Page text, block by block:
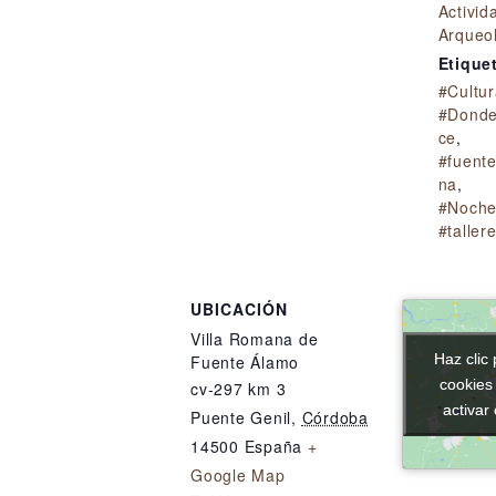
ce,
na,
UBICACIÓN
Villa Romana de
Fuente Álamo
cv-297 km 3
Puente Genil, Córdoba
14500 España +
Google Map
Haz clic
activar
Haz clic
activar